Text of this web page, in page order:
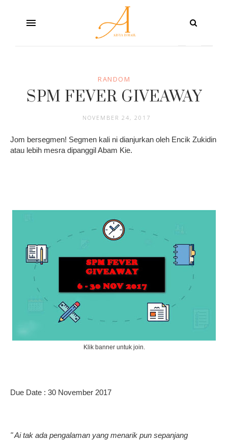
RANDOM
SPM FEVER GIVEAWAY
NOVEMBER 24, 2017
Jom bersegmen! Segmen kali ni dianjurkan oleh Encik Zukidin
atau lebih mesra dipanggil Abam Kie.
Klik banner untuk join.
Due Date : 30 November 2017
" Ai tak ada pengalaman yang menarik pun sepanjang